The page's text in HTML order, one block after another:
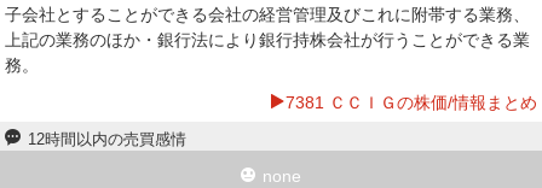
子会社とすることができる会社の経営管理及びこれに附帯する業務、
上記の業務のほか・銀行法により銀行持株会社が行うことができる業
務。
7381 ＣＣＩＧの株価/情報まとめ
12時間以内の売買感情
none